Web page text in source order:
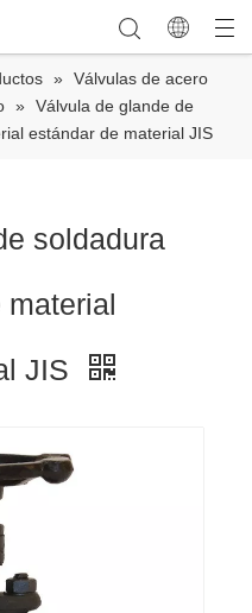
» Válvulas de acero
» Válvula de glande de
estándar de material JIS
soldadura
material
JIS